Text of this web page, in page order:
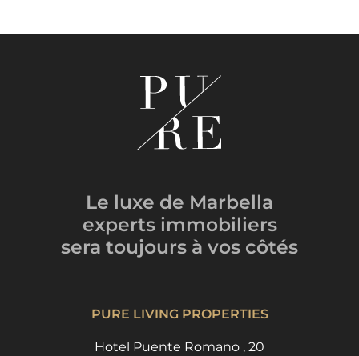
Le luxe de Marbella
experts immobiliers
sera toujours à vos côtés
PURE LIVING PROPERTIES
Hotel Puente Romano , 20